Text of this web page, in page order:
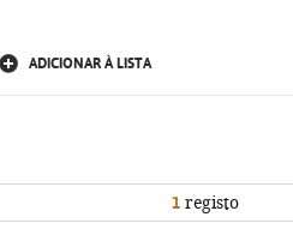
ADICIONAR À LISTA
1 registo